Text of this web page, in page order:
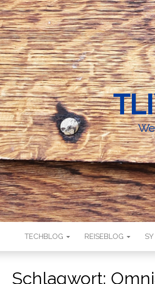
TECHBLOG REISEBLOG SY
Schlagwort: